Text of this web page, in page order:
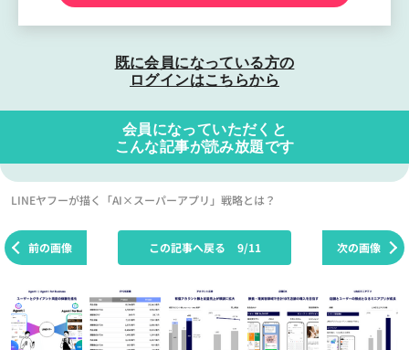
既に会員になっている方の
ログインはこちらから
会員になっていただくと
こんな記事が読み放題です
LINEヤフーが描く「AI×スーパーアプリ」戦略とは？
前の画像 次の画像
この記事へ戻る 9/11